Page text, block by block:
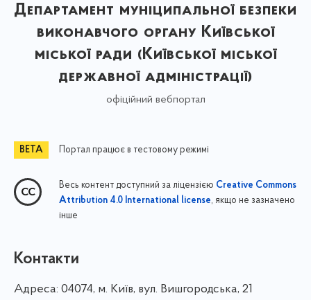
Департамент муніципальної безпеки
виконавчого органу Київської
міської ради (Київської міської
державної адміністрації)
офіційний вебпортал
Портал працює в тестовому режимі
Весь контент доступний за ліцензією Creative Commons
Attribution 4.0 International license, якщо не зазначено
інше
Контакти
Адреса: 04074, м. Київ, вул. Вишгородська, 21